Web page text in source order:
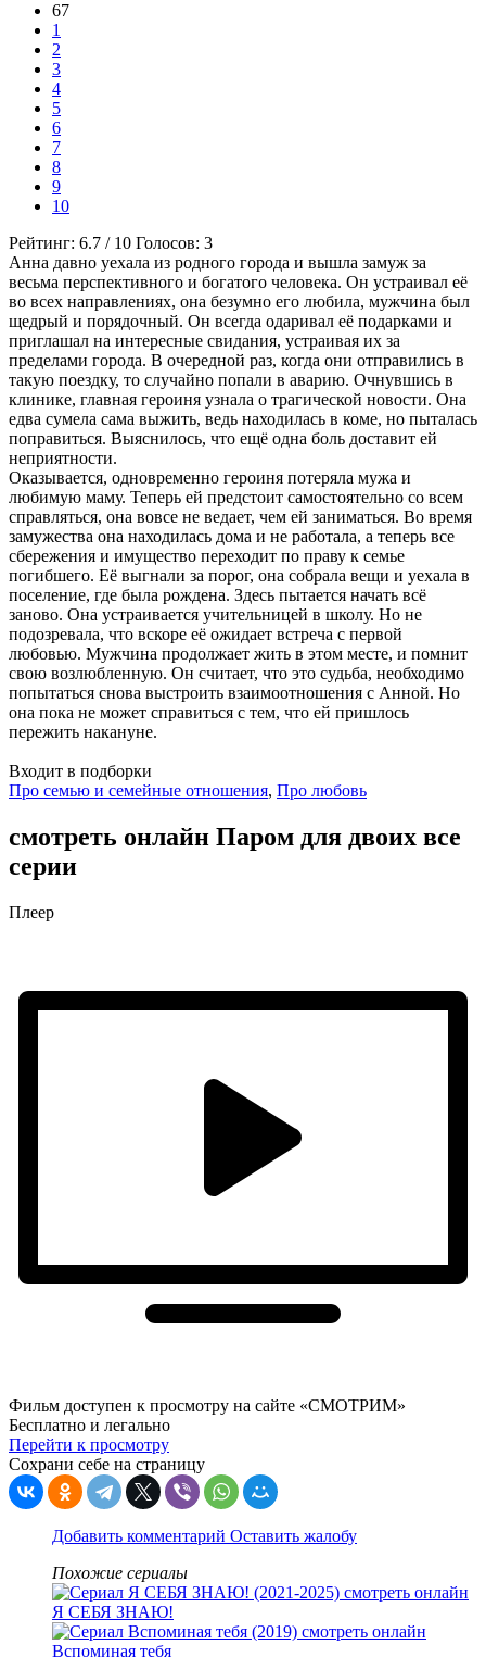
67
1
2
3
4
5
6
7
8
9
10
Рейтинг: 6.7 / 10 Голосов: 3
Анна давно уехала из родного города и вышла замуж за
весьма перспективного и богатого человека. Он устраивал её
во всех направлениях, она безумно его любила, мужчина был
щедрый и порядочный. Он всегда одаривал её подарками и
приглашал на интересные свидания, устраивая их за
пределами города. В очередной раз, когда они отправились в
такую поездку, то случайно попали в аварию. Очнувшись в
клинике, главная героиня узнала о трагической новости. Она
едва сумела сама выжить, ведь находилась в коме, но пыталась
поправиться. Выяснилось, что ещё одна боль доставит ей
неприятности.
Оказывается, одновременно героиня потеряла мужа и
любимую маму. Теперь ей предстоит самостоятельно со всем
справляться, она вовсе не ведает, чем ей заниматься. Во время
замужества она находилась дома и не работала, а теперь все
сбережения и имущество переходит по праву к семье
погибшего. Её выгнали за порог, она собрала вещи и уехала в
поселение, где была рождена. Здесь пытается начать всё
заново. Она устраивается учительницей в школу. Но не
подозревала, что вскоре её ожидает встреча с первой
любовью. Мужчина продолжает жить в этом месте, и помнит
свою возлюбленную. Он считает, что это судьба, необходимо
попытаться снова выстроить взаимоотношения с Анной. Но
она пока не может справиться с тем, что ей пришлось
пережить накануне.
Входит в подборки
Про семью и семейные отношения, Про любовь
смотреть онлайн Паром для двоих все
серии
Плеер
Фильм доступен к просмотру на сайте «СМОТРИМ»
Бесплатно и легально
Перейти к просмотру
Сохрани себе на страницу
Добавить комментарий Оставить жалобу
Похожие сериалы
Я СЕБЯ ЗНАЮ!
Вспоминая тебя